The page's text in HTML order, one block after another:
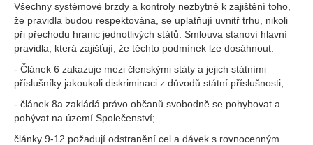
Všechny systémové brzdy a kontroly nezbytné k zajištění toho,
že pravidla budou respektována, se uplatňují uvnitř trhu, nikoli
při přechodu hranic jednotlivých států. Smlouva stanoví hlavní
pravidla, která zajišťují, že těchto podmínek lze dosáhnout:
- Článek 6 zakazuje mezi členskými státy a jejich státními
příslušníky jakoukoli diskriminaci z důvodů státní příslušnosti;
- článek 8a zakládá právo občanů svobodně se pohybovat a
pobývat na území Společenství;
články 9-12 požadují odstranění cel a dávek s rovnocenným